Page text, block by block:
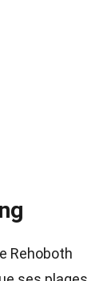
Rehoboth